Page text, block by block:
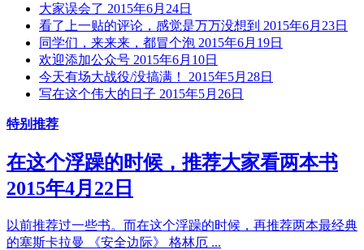
大家误会了 2015年6月24日
看了上一贴的评论，感觉是万万没想到 2015年6月23日
同学们，来来来，都冒个泡 2015年6月19日
欢迎添加公众号 2015年6月10日
今天有场大战役/没搞满！ 2015年5月28日
写在这个伟大的日子 2015年5月26日
特别推荐
在这个浮躁的时候，推荐大家看两本书
2015年4月22日
以前推荐过一些书。而在这个浮躁的时候，再推荐两本最经典
的塞斯卡拉曼 《安全边际》 格林厄 ...